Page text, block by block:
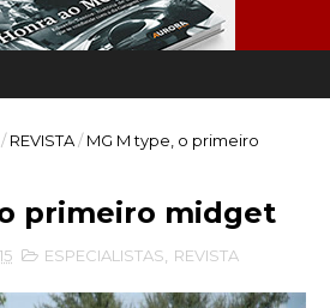
/ REVISTA/ MG M type, o primeiro
primeiro midget
ESPECIALISTAS REVISTA